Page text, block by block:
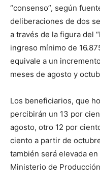
“consenso”, según
deliberaciones de dos
a través de la figura del
ingreso mínimo de
equivale a un
meses de agosto y
Los beneficiarios, que
percibirán un 13 por
agosto, otro 12 por
ciento a partir de
también será elevada
Ministerio de